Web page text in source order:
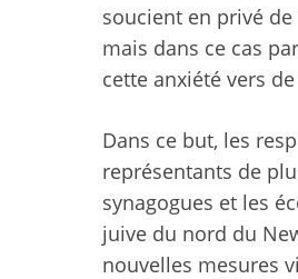
soucient en privé de
mais dans ce cas
cette anxiété vers
Dans ce but, les
représentants de
synagogues et les
juive du nord du
nouvelles mesures